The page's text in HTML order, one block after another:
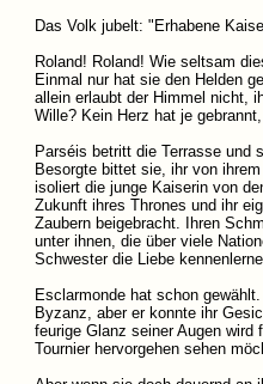
Das Volk jubelt: "Erhabene
Roland! Roland! Wie seltsam
Einmal nur hat sie den Helden
allein erlaubt der Himmel nicht,
Wille? Kein Herz hat je
Parséis betritt die Terrasse und
Besorgte bittet sie, ihr von
isoliert die junge Kaiserin von
Zukunft ihres Thrones und ihr
Zaubern beigebracht. Ihren
unter ihnen, die über viele
Schwester die Liebe
Esclarmonde hat schon
Byzanz, aber er konnte ihr
feurige Glanz seiner Augen
Tournier hervorgehen sehen